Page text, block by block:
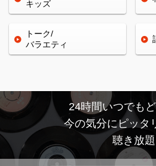
キッズ
トーク/
バラエティ
24時間いつでもど
今の気分にピッタ
聴き放題